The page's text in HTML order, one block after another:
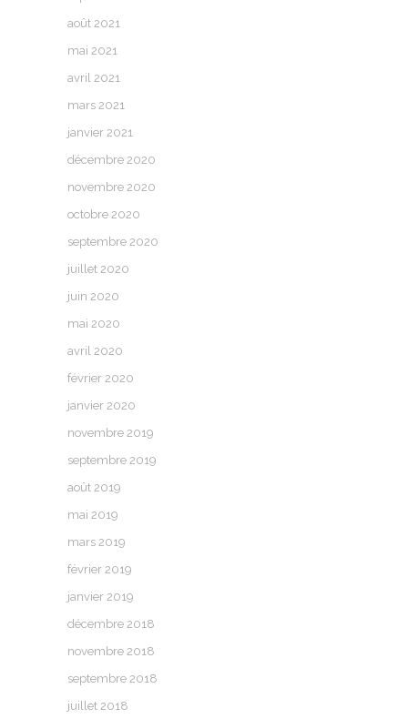
août 2021
mai 2021
avril 2021
mars 2021
janvier 2021
décembre 2020
novembre 2020
octobre 2020
septembre 2020
juillet 2020
juin 2020
mai 2020
avril 2020
février 2020
janvier 2020
novembre 2019
septembre 2019
août 2019
mai 2019
mars 2019
février 2019
janvier 2019
décembre 2018
novembre 2018
septembre 2018
juillet 2018